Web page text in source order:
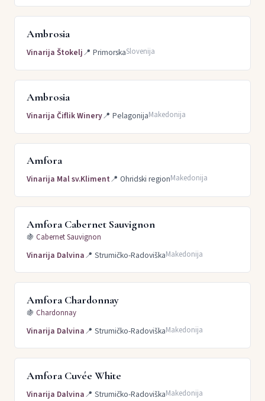
Ambrosia
Vinarija Štokelj📍 PrimorskaSlovenija
Ambrosia
Vinarija Čiflik Winery📍 PelagonijaMakedonija
Amfora
Vinarija Mal sv.Kliment📍 Ohridski regionMakedonija
Amfora Cabernet Sauvignon
🍇 Cabernet Sauvignon
Vinarija Dalvina📍 Strumičko-RadoviškaMakedonija
Amfora Chardonnay
🍇 Chardonnay
Vinarija Dalvina📍 Strumičko-RadoviškaMakedonija
Amfora Cuvée White
Vinarija Dalvina📍 Strumičko-RadoviškaMakedonija